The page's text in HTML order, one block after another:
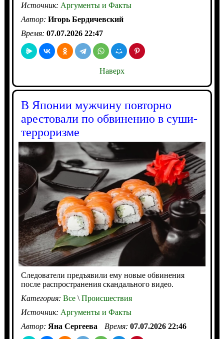
Источник: Аргументы и Факты
Автор: Игорь Бердичевский
Время: 07.07.2026 22:47
Наверх
В Японии мужчину повторно
арестовали по обвинению в суши-
терроризме
Следователи предъявили ему новые обвинения
после распространения скандального видео.
Категория: Все\Происшествия
Источник: Аргументы и Факты
Автор: Яна Сергеева Время: 07.07.2026 22:46